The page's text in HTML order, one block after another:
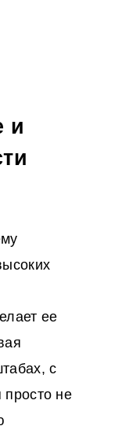
и
ее
с
просто не